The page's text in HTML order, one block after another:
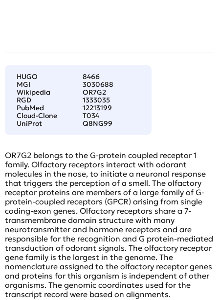
HUGO
8466
MGI
3030688
Wikipedia
OR7G2
RGD
1333035
PubMed
12213199
Cloud-Clone
T034
UniProt
Q8NG99
OR7G2 belongs to the G-protein coupled receptor 1
family. Olfactory receptors interact with odorant
molecules in the nose, to initiate a neuronal response
that triggers the perception of a smell. The olfactory
receptor proteins are members of a large family of G-
protein-coupled receptors (GPCR) arising from single
coding-exon genes. Olfactory receptors share a 7-
transmembrane domain structure with many
neurotransmitter and hormone receptors and are
responsible for the recognition and G protein-mediated
transduction of odorant signals. The olfactory receptor
gene family is the largest in the genome. The
nomenclature assigned to the olfactory receptor genes
and proteins for this organism is independent of other
organisms. The genomic coordinates used for the
transcript record were based on alignments.